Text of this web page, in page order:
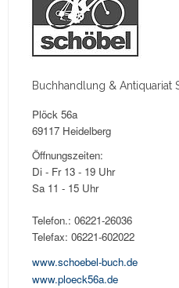
Buchhandlung & Antiquariat
Plöck 56a
69117 Heidelberg
Öffnungszeiten:
Di - Fr 13 - 19 Uhr
Sa 11 - 15 Uhr
Telefon.: 06221-26036
Telefax: 06221-602022
www.schoebel-buch.de
www.ploeck56a.de